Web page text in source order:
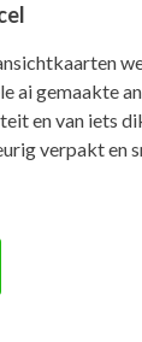
ai gemaakte
en van iets
verpakt en